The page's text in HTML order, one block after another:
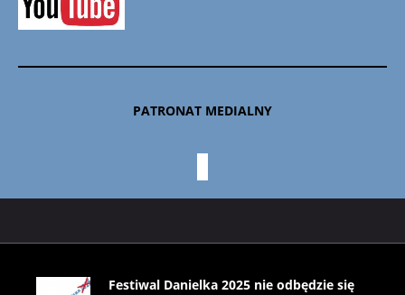
PATRONAT MEDIALNY
Festiwal Danielka 2025 nie odbędzie się